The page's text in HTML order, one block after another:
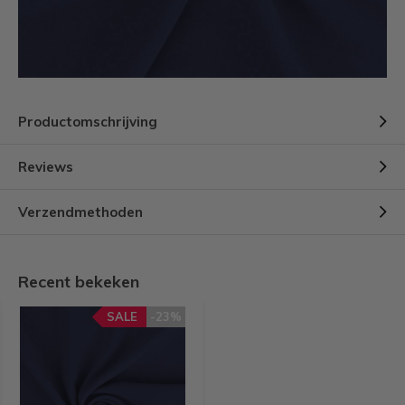
Productomschrijving
Reviews
Verzendmethoden
Recent bekeken
-23%
SALE